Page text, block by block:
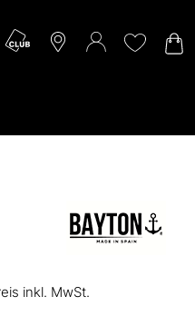
inkl. MwSt.